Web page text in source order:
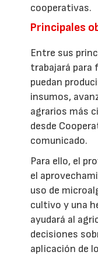
cooperativas.
Principales
Entre sus
trabajará para
puedan
insumos,
agrarios más
desde
comunicado.
Para ello, el
el
uso de
cultivo y una
ayudará al
decisiones
aplicación de